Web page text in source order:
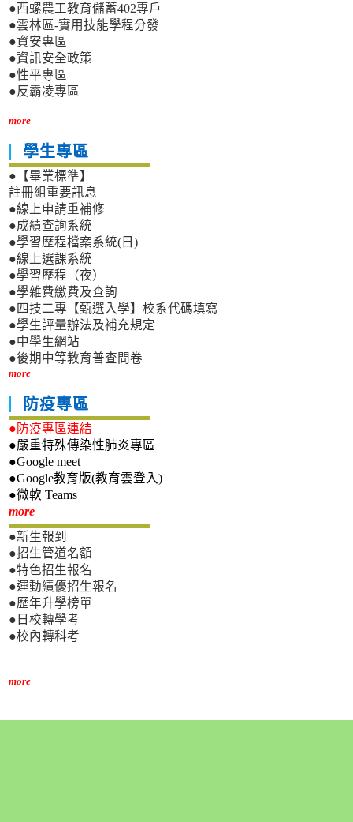
●西螺農工教育儲蓄402專戶
●雲林區-實用技能學程分發
●資安專區
●資訊安全政策
●性平專區
●反霸凌專區
more
學生專區
●【畢業標準】
註冊組重要訊息
●線上申請重補修
●成績查詢系統
●學習歷程檔案系統(日)
●線上選課系統
●學習歷程（夜）
●學雜費繳費及查詢
●四技二專【甄選入學】校系代碼填寫
●學生評量辦法及補充規定
●中學生網站
●後期中等教育普查問卷
more
防疫專區
●防疫專區連結
●嚴重特殊傳染性肺炎專區
●Google meet
●Google教育版(教育雲登入)
●微軟 Teams
more新生專區
●新生報到
●招生管道名額
●特色招生報名
●運動績優招生報名
●歷年升學榜單
●日校轉學考
●校內轉科考
more